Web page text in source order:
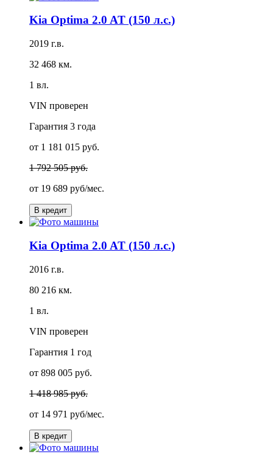
Kia Optima 2.0 AT (150 л.с.)
2019 г.в.
32 468 км.
1 вл.
VIN проверен
Гарантия 3 года
от 1 181 015 руб.
1 792 505 руб.
от 19 689 руб/мес.
В кредит
Kia Optima 2.0 AT (150 л.с.)
2016 г.в.
80 216 км.
1 вл.
VIN проверен
Гарантия 1 год
от 898 005 руб.
1 418 985 руб.
от 14 971 руб/мес.
В кредит